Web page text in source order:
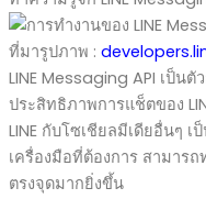
ที่มารูปภาพ :
LINE Messaging API เป็น
ประสิทธิภาพการแช็ตของ
LINE กับโซเชียลมีเดียอื่นๆ
เครื่องมือที่ต้องการ สามาร
ตรงจุดมากยิ่งขึ้น